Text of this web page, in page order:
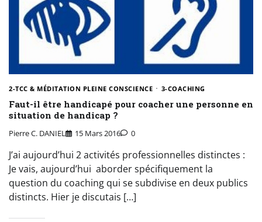
2-TCC & MÉDITATION PLEINE CONSCIENCE 3-COACHING
Faut-il être handicapé pour coacher une personne en
situation de handicap ?
Pierre C. DANIEL 15 Mars 2016 0
J’ai aujourd’hui 2 activités professionnelles distinctes :
Je vais, aujourd’hui aborder spécifiquement la
question du coaching qui se subdivise en deux publics
distincts. Hier je discutais […]